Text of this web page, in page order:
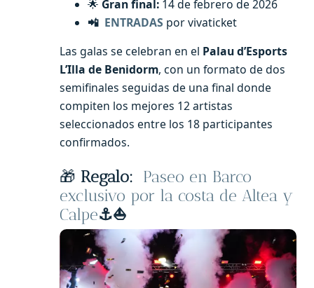
🌟 Gran final: 14 de febrero de 2026
📲 ENTRADAS por vivaticket
Las galas se celebran en el Palau d’Esports
L’Illa de Benidorm, con un formato de dos
semifinales seguidas de una final donde
compiten los mejores 12 artistas
seleccionados entre los 18 participantes
confirmados.
🎁 Regalo: Paseo en Barco
exclusivo por la costa de Altea y
Calpe⚓️⛵️